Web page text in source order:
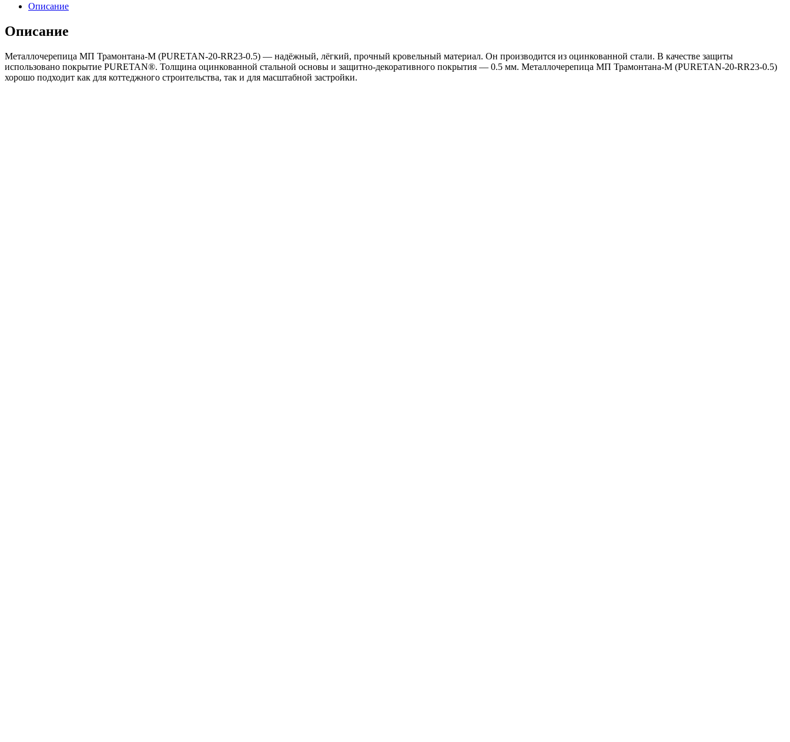
черепица
Трамонтана-
М
RR23
темно-
серый
Описание
Описание
Металлочерепица МП Трамонтана-M (PURETAN-20-RR23-0.5) — надёжный, лёгкий, прочный кровельный материал. Он производится из оцинкованной стали. В качестве защиты
использовано покрытие PURETAN®. Толщина оцинкованной стальной основы и защитно-декоративного покрытия — 0.5 мм. Металлочерепица МП Трамонтана-M (PURETAN-20-RR23-0.5)
хорошо подходит как для коттеджного строительства, так и для масштабной застройки.